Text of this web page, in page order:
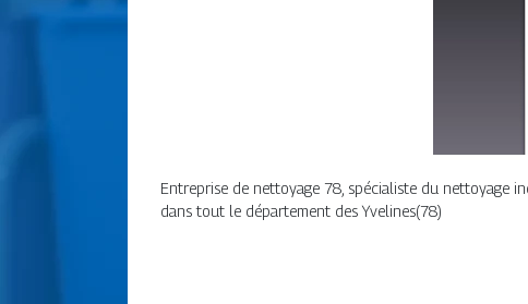
Entreprise de nettoyage 78, spécialiste du nettoyage
dans tout le département des Yvelines(78)